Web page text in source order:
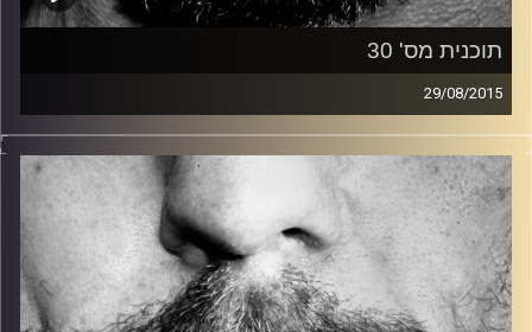
תוכנית מס' 30
29/08/2015
זיפים, מוזיקה מחוספסת של הופעות חיות. הרבה ג'אם, רוק,
בלוז, bluegrass, ג'אז, Fאנק, פרוגרסיב ואפילו אלקטרוניקה.
כל מה שחי, אמיתי ונושם.
עם שמוליק רגב.
קרדיט תמונות: David Goehring